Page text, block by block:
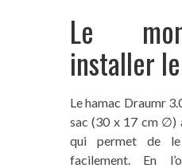
Le
installer
Le hamac Draumr
sac (30 x 17 cm ∅)
qui permet de
facilement. En